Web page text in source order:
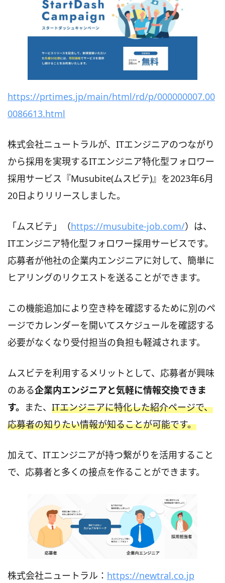
https://prtimes.jp/main/html/rd/p/000000007.00
0086613.html
株式会社ニュートラルが、ITエンジニアのつながり
から採用を実現するITエンジニア特化型フォロワー
採用サービス『Musubite(ムスビテ)』を2023年6月
20日よりリリースしました。
「ムスビテ」（https://musubite-job.com/）は、
ITエンジニア特化型フォロワー採用サービスです。
応募者が他社の企業内エンジニアに対して、簡単に
ヒアリングのリクエストを送ることができます。
この機能追加により空き枠を確認するために別のペ
ージでカレンダーを開いてスケジュールを確認する
必要がなくなり受付担当の負担も軽減されます。
ムスビテを利用するメリットとして、応募者が興味
のある企業内エンジニアと気軽に情報交換できま
す。 また、 ITエンジニアに特化した紹介ページで、
応募者の知りたい情報が知ることが可能です。
加えて、ITエンジニアが持つ繋がりを活用すること
で、応募者と多くの接点を作ることができます。
株式会社ニュートラル： https://newtral.co.jp